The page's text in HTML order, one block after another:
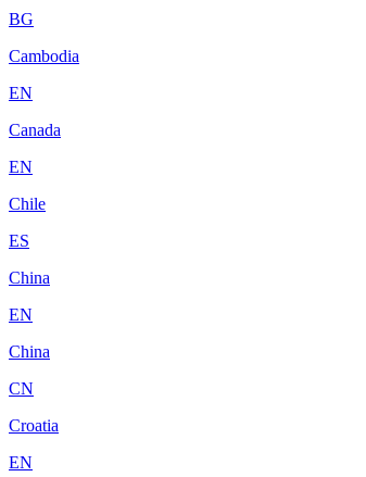
BG
Cambodia
EN
Canada
EN
Chile
ES
China
EN
China
CN
Croatia
EN